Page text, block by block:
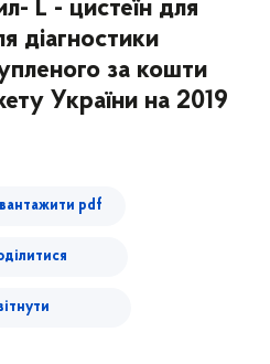
L - цистеїн для
діагностики
за кошти
України на 2019
pdf